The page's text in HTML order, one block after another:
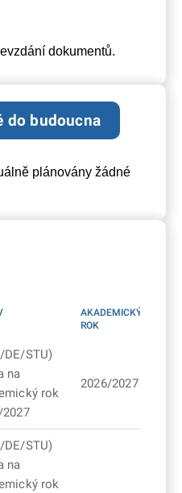
dokumentů.
do budoucna
plánovány žádné
AKADEMICKÝ
ROK
DE/STU)
na
rok
2026/2027
DE/STU)
na
rok